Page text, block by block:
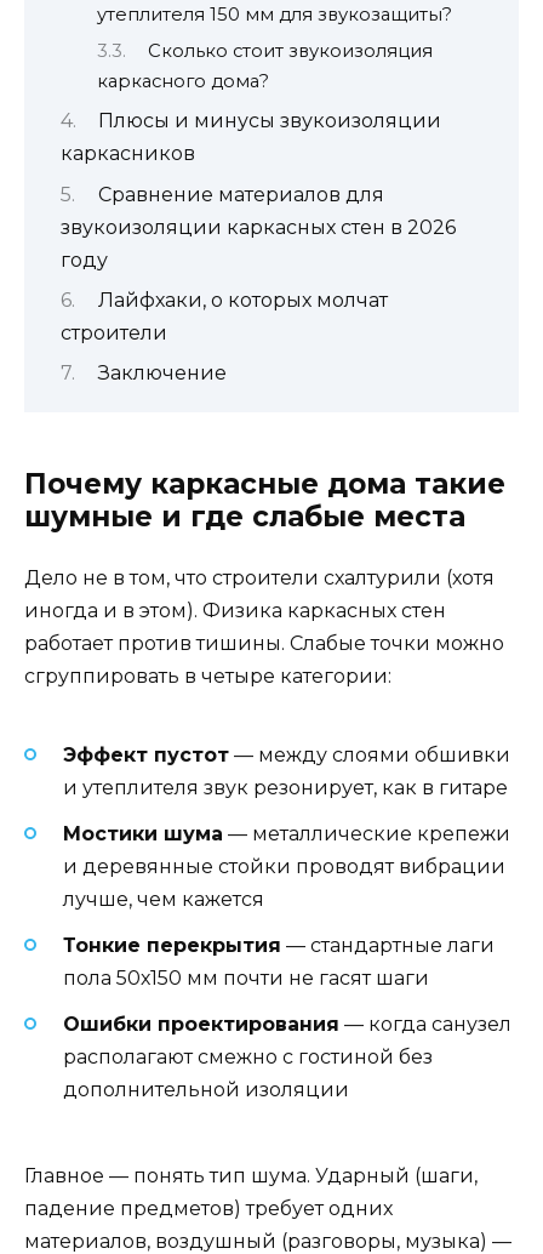
утеплителя 150 мм для звукозащиты?
Сколько стоит звукоизоляция
каркасного дома?
Плюсы и минусы звукоизоляции
каркасников
Сравнение материалов для
звукоизоляции каркасных стен в 2026
году
Лайфхаки, о которых молчат
строители
Заключение
Почему каркасные дома такие
шумные и где слабые места
Дело не в том, что строители схалтурили (хотя
иногда и в этом). Физика каркасных стен
работает против тишины. Слабые точки можно
сгруппировать в четыре категории:
Эффект пустот — между слоями обшивки
и утеплителя звук резонирует, как в гитаре
Мостики шума — металлические крепежи
и деревянные стойки проводят вибрации
лучше, чем кажется
Тонкие перекрытия — стандартные лаги
пола 50х150 мм почти не гасят шаги
Ошибки проектирования — когда санузел
располагают смежно с гостиной без
дополнительной изоляции
Главное — понять тип шума. Ударный (шаги,
падение предметов) требует одних
материалов, воздушный (разговоры, музыка) —